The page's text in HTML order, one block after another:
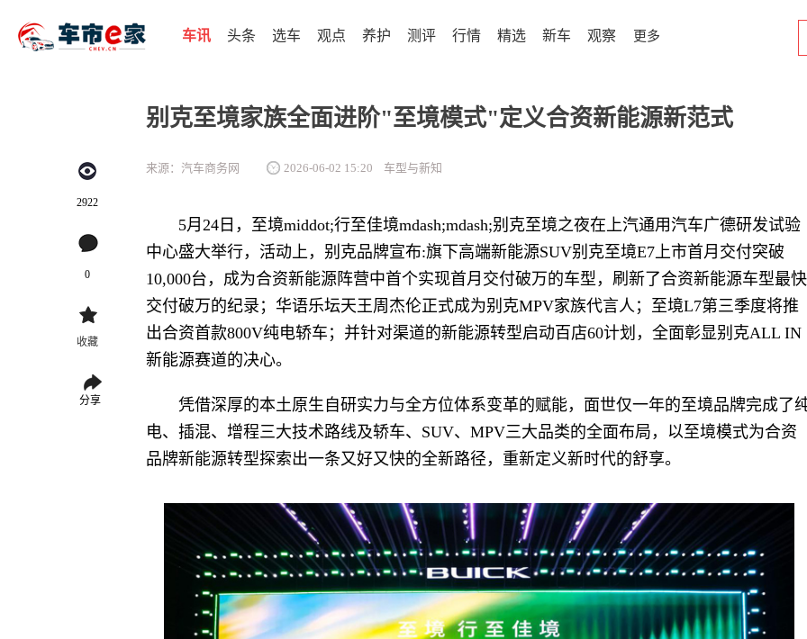
车讯 头条 选车 观点 养护 测评 行情 精选 新车 观察 更多
2922
0
收藏
分享
别克至境家族全面进阶"至境模式"定义合资新能源新范式
来源：汽车商务网 2026-06-02 15:20 车型与新知
5月24日，至境middot;行至佳境mdash;mdash;别克至境之夜在上汽通用汽车广德研发试验
中心盛大举行，活动上，别克品牌宣布:旗下高端新能源SUV别克至境E7上市首月交付突破
10,000台，成为合资新能源阵营中首个实现首月交付破万的车型，刷新了合资新能源车型最快
交付破万的纪录；华语乐坛天王周杰伦正式成为别克MPV家族代言人；至境L7第三季度将推
出合资首款800V纯电轿车；并针对渠道的新能源转型启动百店60计划，全面彰显别克ALL IN
新能源赛道的决心。
凭借深厚的本土原生自研实力与全方位体系变革的赋能，面世仅一年的至境品牌完成了
电、插混、增程三大技术路线及轿车、SUV、MPV三大品类的全面布局，以至境模式为合资
品牌新能源转型探索出一条又好又快的全新路径，重新定义新时代的舒享。